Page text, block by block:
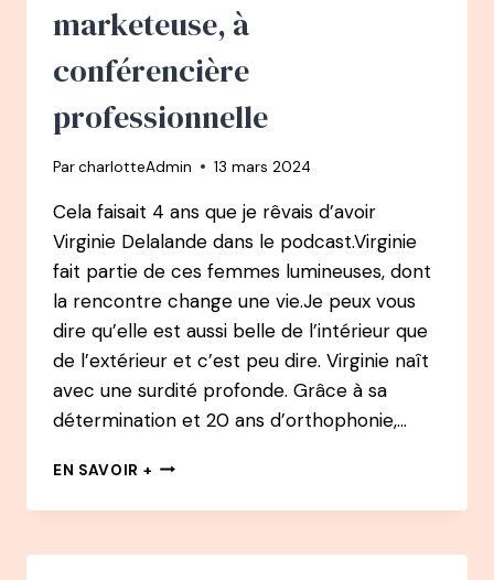
marketeuse, à
conférencière
professionnelle
ParcharlotteAdmin 13 mars 2024
Cela faisait 4 ans que je rêvais d’avoir
Virginie Delalande dans le podcast.Virginie
fait partie de ces femmes lumineuses, dont
la rencontre change une vie.Je peux vous
dire qu’elle est aussi belle de l’intérieur que
de l’extérieur et c’est peu dire. Virginie naît
avec une surdité profonde. Grâce à sa
détermination et 20 ans d’orthophonie,…
EN SAVOIR + 122
–
DELALANDE